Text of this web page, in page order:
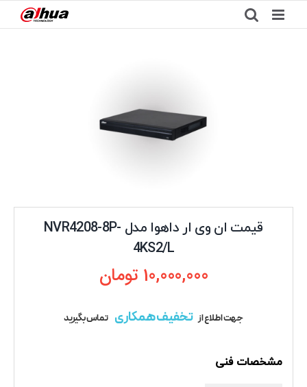
to
قیمت ان وی ار داهوا مدل NVR4208-8P-
4KS2/L
10,000,000 تومان
جهت اطلاع از تخفیف همکاری تماس بگیرید
مشخصات فنی